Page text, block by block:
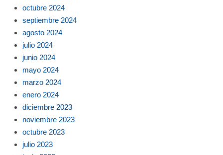
octubre 2024
septiembre 2024
agosto 2024
julio 2024
junio 2024
mayo 2024
marzo 2024
enero 2024
diciembre 2023
noviembre 2023
octubre 2023
julio 2023